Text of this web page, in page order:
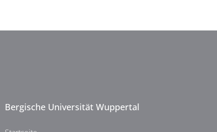
Bergische Universität Wuppertal